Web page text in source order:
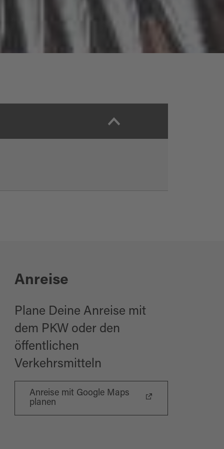
Anreise
Plane Deine Anreise mit
dem PKW oder den
öffentlichen
Verkehrsmitteln
Anreise mit Google Maps
planen